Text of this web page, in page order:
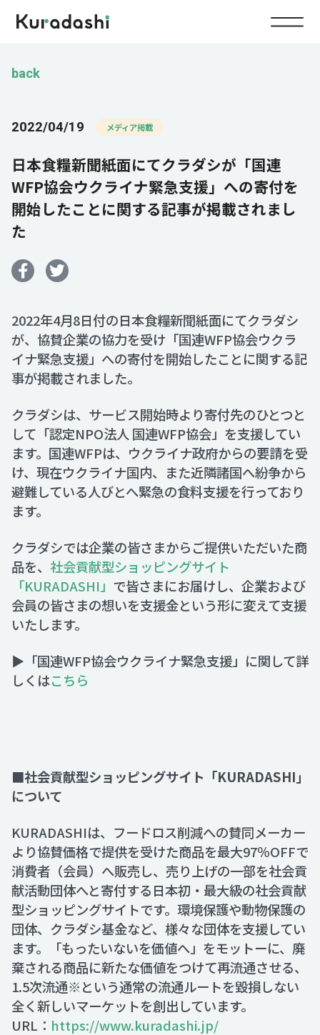
Top
Service
Food
Energy
Impact
Company
IR
News
Recruit
Contact
back
2022/04/19 メディア掲載
日本食糧新聞紙面にてクラダシが「国連
WFP協会ウクライナ緊急支援」への寄付を
開始したことに関する記事が掲載されまし
た
2022年4月8日付の日本食糧新聞紙面にてクラダシ
が、協賛企業の協力を受け「国連WFP協会ウクラ
イナ緊急支援」への寄付を開始したことに関する記
事が掲載されました。
クラダシは、サービス開始時より寄付先のひとつと
して「認定NPO法人 国連WFP協会」を支援してい
ます。国連WFPは、ウクライナ政府からの要請を受
け、現在ウクライナ国内、また近隣諸国へ紛争から
避難している人びとへ緊急の食料支援を行っており
ます。
クラダシでは企業の皆さまからご提供いただいた商
品を、 社会貢献型ショッピングサイト
「KURADASHI」 で皆さまにお届けし、企業および
会員の皆さまの想いを支援金という形に変えて支援
いたします。
▶「国連WFP協会ウクライナ緊急支援」に関して詳
しくはこちら
■社会貢献型ショッピングサイト「KURADASHI」
について
KURADASHIは、フードロス削減への賛同メーカー
より協賛価格で提供を受けた商品を最大97％OFFで
消費者（会員）へ販売し、売り上げの一部を社会貢
献活動団体へと寄付する日本初・最大級の社会貢献
型ショッピングサイトです。環境保護や動物保護の
団体、クラダシ基金など、様々な団体を支援してい
ます。「もったいないを価値へ」をモットーに、廃
棄される商品に新たな価値をつけて再流通させる、
1.5次流通※という通常の流通ルートを毀損しない
全く新しいマーケットを創出しています。
URL： https://www.kuradashi.jp/